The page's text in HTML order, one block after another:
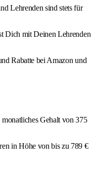
Lehrenden sind stets für
Dich mit Deinen Lehrenden
Rabatte bei Amazon und
Gehalt von 375
in Höhe von bis zu 789 €